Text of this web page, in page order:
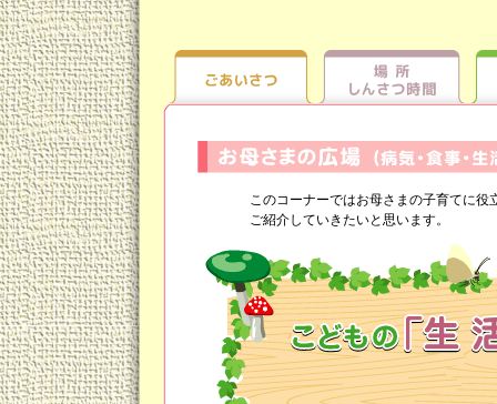
このコーナーではお母さまの子育てに
ご紹介していきたいと思います。